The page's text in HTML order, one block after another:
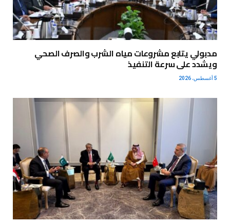
مدبولي يتابع مشروعات مياه الشرب والصرف الصحي
ويشدد على سرعة التنفيذ
5 أغسطس، 2026